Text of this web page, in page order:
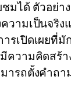
มได้ ตัวอย่า
วามเป็นจริง
รเปิดเผยที่มั
ความคิดสร้า
ารถตั้งคำถ